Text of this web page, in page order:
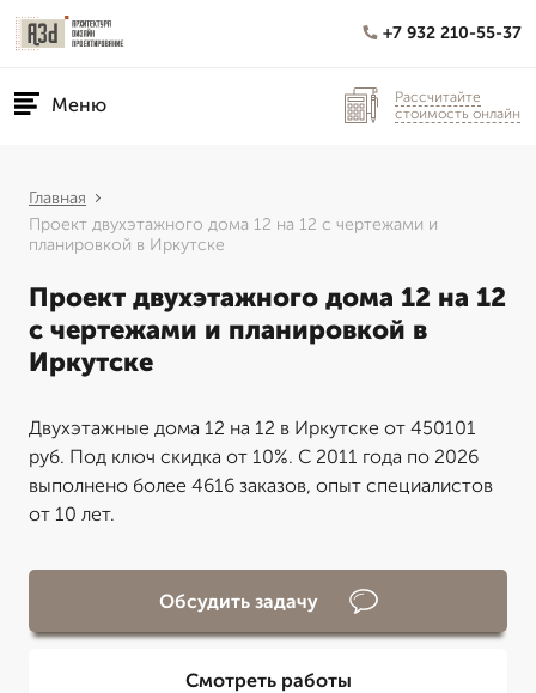
+7 932 210-55-37
Меню
Рассчитайте
стоимость онлайн
Главная
Проект двухэтажного дома 12 на 12 с чертежами и
планировкой в Иркутске
Проект двухэтажного дома 12 на 12
с чертежами и планировкой в
Иркутске
Двухэтажные дома 12 на 12 в Иркутске от 450101
руб. Под ключ скидка от 10%. С 2011 года по 2026
выполнено более 4616 заказов, опыт специалистов
от 10 лет.
Обсудить задачу
Смотреть работы